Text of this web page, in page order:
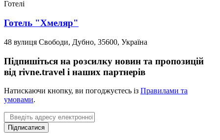
Готелі
Готель "Хмеляр"
48 вулиця Свободи, Дубно, 35600, Україна
Підпишіться на розсилку новин та пропозицій
від rivne.travel і наших партнерів
Натискаючи кнопку, ви погоджуєтесь із Правилами та
умовами.
Email
Підписатися